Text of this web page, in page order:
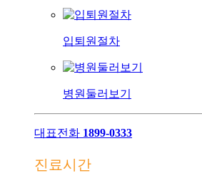
입퇴원절차
병원둘러보기
대표전화 1899-0333
진료시간